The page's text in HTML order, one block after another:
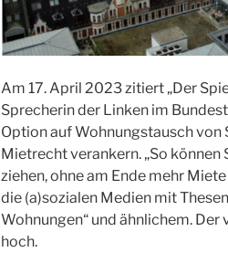
Am 17. April 2023 zitiert „Der
Sprecherin der Linken im
Option auf Wohnungstausch von
Mietrecht verankern. „So können
ziehen, ohne am Ende mehr
die (a)sozialen Medien mit
Wohnungen“ und ähnlichem.
hoch.